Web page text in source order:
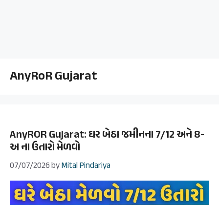
AnyRoR Gujarat
AnyROR Gujarat: ઘર બેઠા જમીનના 7/12 અને 8-
અ ના ઉતારો મેળવો
07/07/2026byMital Pindariya